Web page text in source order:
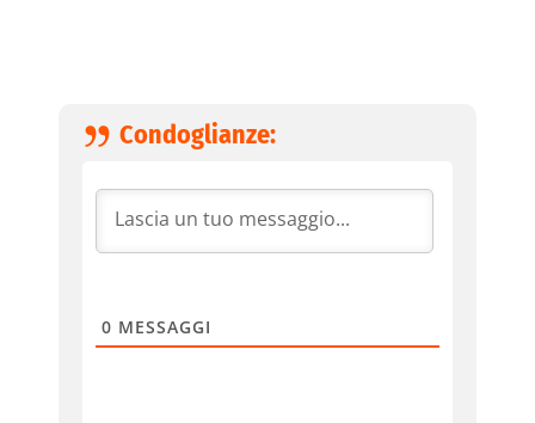
Condoglianze:
0 MESSAGGI